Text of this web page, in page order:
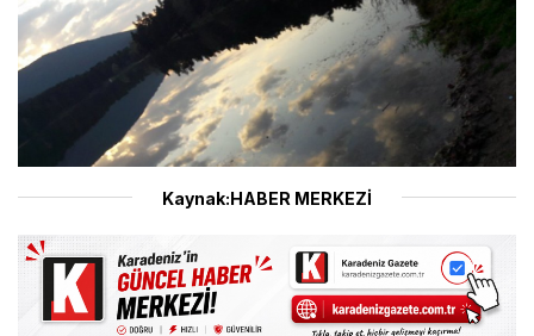
Kaynak:HABER MERKEZİ